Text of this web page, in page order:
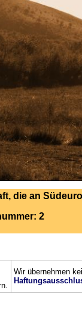
die an
2
Wir übernehmen